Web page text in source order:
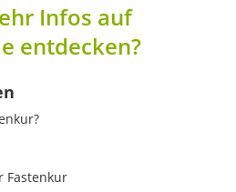
Infos auf
entdecken?
Fastenkur